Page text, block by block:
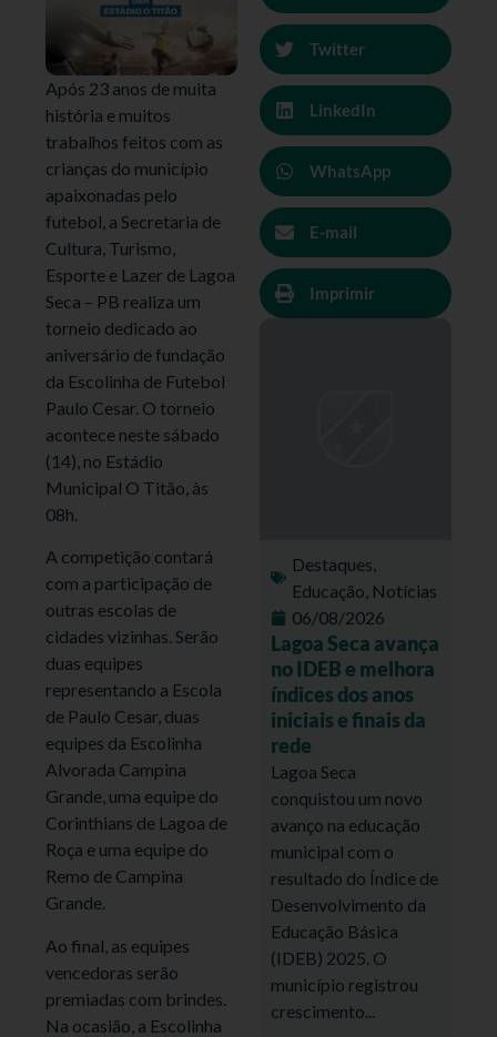
Após 23 anos de muita
história e muitos
trabalhos feitos com as
crianças do município
apaixonadas pelo
futebol, a Secretaria de
Cultura, Turismo,
Esporte e Lazer de Lagoa
Seca – PB realiza um
torneio dedicado ao
aniversário de fundação
da Escolinha de Futebol
Paulo Cesar. O torneio
acontece neste sábado
(14), no Estádio
Municipal O Titão, às
08h.
A competição contará
com a participação de
outras escolas de
cidades vizinhas. Serão
duas equipes
representando a Escola
de Paulo Cesar, duas
equipes da Escolinha
Alvorada Campina
Grande, uma equipe do
Corinthians de Lagoa de
Roça e uma equipe do
Remo de Campina
Grande.
Ao final, as equipes
vencedoras serão
premiadas com brindes.
Na ocasião, a Escolinha
Twitter
LinkedIn
WhatsApp
E-mail
Imprimir
Destaques,
Educação, Notícias
06/08/2026
Lagoa Seca avança
no IDEB e melhora
índices dos anos
iniciais e finais da
rede
Lagoa Seca
conquistou um novo
avanço na educação
municipal com o
resultado do Índice de
Desenvolvimento da
Educação Básica
(IDEB) 2025. O
município registrou
crescimento...